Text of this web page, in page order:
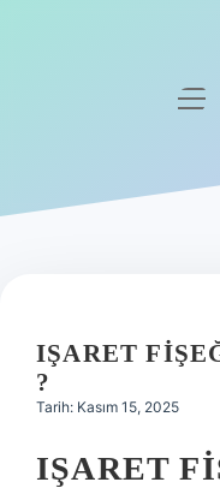
Hakkımızda
IŞARET
?
Tarih: Kasım 15, 2025
IŞARET